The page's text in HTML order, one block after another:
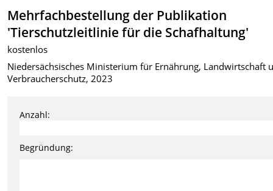
Mehrfachbestellung der Publikation
'Tierschutzleitlinie für die Schafhaltung'
kostenlos
Niedersächsisches Ministerium für Ernährung, Landwirtschaft
Verbraucherschutz, 2023
Anzahl:
Begründung: